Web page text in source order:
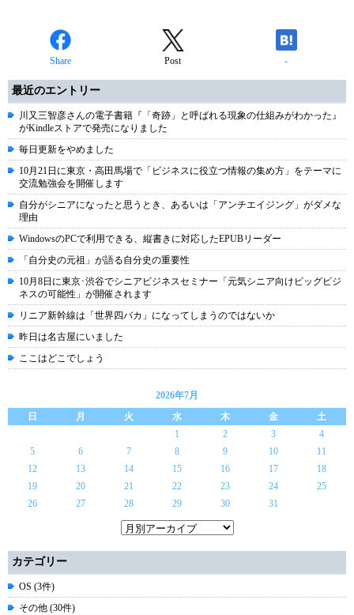
Share Post -
最近のエントリー
川又三智彦さんの電子書籍『「奇跡」と呼ばれる現象の仕組みがわかった』
がKindleストアで発売になりました
毎日更新をやめました
10月21日に東京・高田馬場で「ビジネスに役立つ情報の集め方」をテーマに
交流勉強会を開催します
自分がシニアになったと思うとき、あるいは「アンチエイジング」がダメな
理由
WindowsのPCで利用できる、縦書きに対応したEPUBリーダー
「自分史の元祖」が語る自分史の重要性
10月8日に東京･渋谷でシニアビジネスセミナー「元気シニア向けビッグビジ
ネスの可能性」が開催されます
リニア新幹線は「世界四バカ」になってしまうのではないか
昨日は名古屋にいました
ここはどこでしょう
2026年7月
日
月 火 水 木 金
土
1
2 3
4
5
6 7 8 9 10
11
12
13 14 15 16 17
18
19
20 21 22 23 24
25
26
27 28 29 30 31
カテゴリー
OS (3件)
その他 (30件)